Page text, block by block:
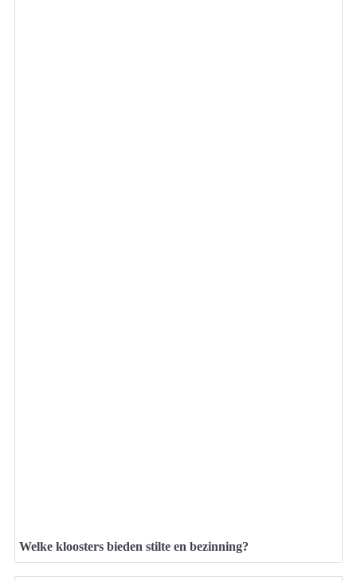
Welke kloosters bieden stilte en bezinning?